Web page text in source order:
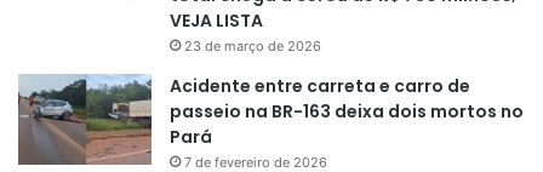
VEJA LISTA
23 de março de 2026
Acidente entre carreta e carro de
passeio na BR-163 deixa dois mortos no
Pará
7 de fevereiro de 2026